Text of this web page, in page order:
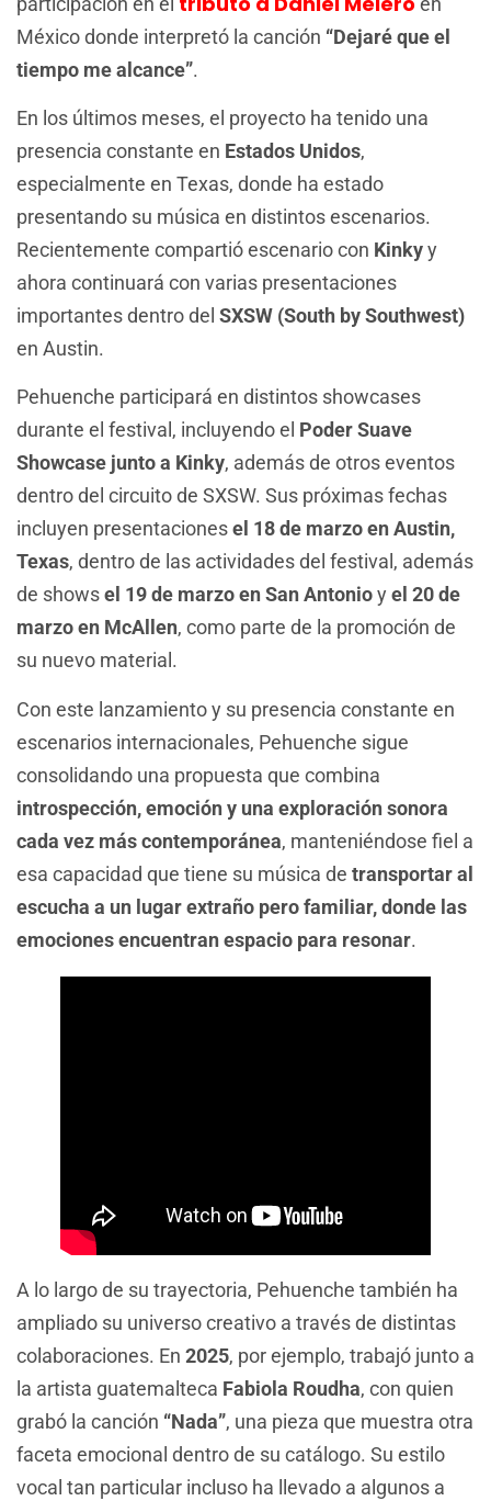
México donde interpretó la canción “Dejaré que el
tiempo me alcance”.
En los últimos meses, el proyecto ha tenido una
presencia constante en Estados Unidos,
especialmente en Texas, donde ha estado
presentando su música en distintos escenarios.
Recientemente compartió escenario con Kinkyy
ahora continuará con varias presentaciones
importantes dentro del SXSW (South by Southwest)
en Austin.
Pehuenche participará en distintos showcases
durante el festival, incluyendo el Poder Suave
Showcase junto a Kinky, además de otros eventos
dentro del circuito de SXSW. Sus próximas fechas
incluyen presentacionesel 18 de marzo en Austin,
Texas, dentro de las actividades del festival, además
de showsel 19 de marzo en San Antonioyel 20 de
marzo en McAllen, como parte de la promoción de
su nuevo material.
Con este lanzamiento y su presencia constante en
escenarios internacionales, Pehuenche sigue
consolidando una propuesta que combina
introspección, emoción y una exploración sonora
cada vez más contemporánea, manteniéndose fiel a
esa capacidad que tiene su música de transportar al
escucha a un lugar extraño pero familiar, donde las
emociones encuentran espacio para resonar.
A lo largo de su trayectoria, Pehuenche también ha
ampliado su universo creativo a través de distintas
colaboraciones. En 2025, por ejemplo, trabajó junto a
la artista guatemalteca Fabiola Roudha, con quien
grabó la canción “Nada”, una pieza que muestra otra
faceta emocional dentro de su catálogo. Su estilo
vocal tan particular incluso ha llevado a algunos a